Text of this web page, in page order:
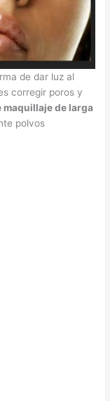
de dar luz al
corregir poros y
maquillaje de larga
polvos